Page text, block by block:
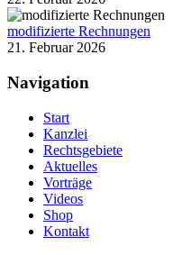
modifizierte Rechnungen
21. Februar 2026
Navigation
Start
Kanzlei
Rechtsgebiete
Aktuelles
Vorträge
Videos
Shop
Kontakt